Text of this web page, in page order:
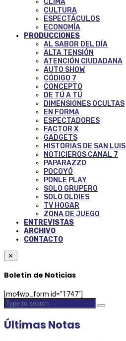
CULTURA
ESPECTÁCULOS
ECONOMÍA
PRODUCCIONES
AL SABOR DEL DÍA
ALTA TENSIÓN
ATENCIÓN CIUDADANA
AUTO SHOW
CÓDIGO 7
CONCEPTO
DE TÚ A TÚ
DIMENSIONES OCULTAS
EN FORMA
ESPECTADORES
FACTOR X
GADGETS
HISTORIAS DE SAN LUIS
NOTICIEROS CANAL 7
PAPARAZZO
POCOYÓ
PONLE PLAY
SOLO GRUPERO
SOLO OLDIES
TV HOGAR
ZONA DE JUEGO
ENTREVISTAS
ARCHIVO
CONTACTO
✕
Boletín de Noticias
[mc4wp_form id="1747"]
Últimas Notas